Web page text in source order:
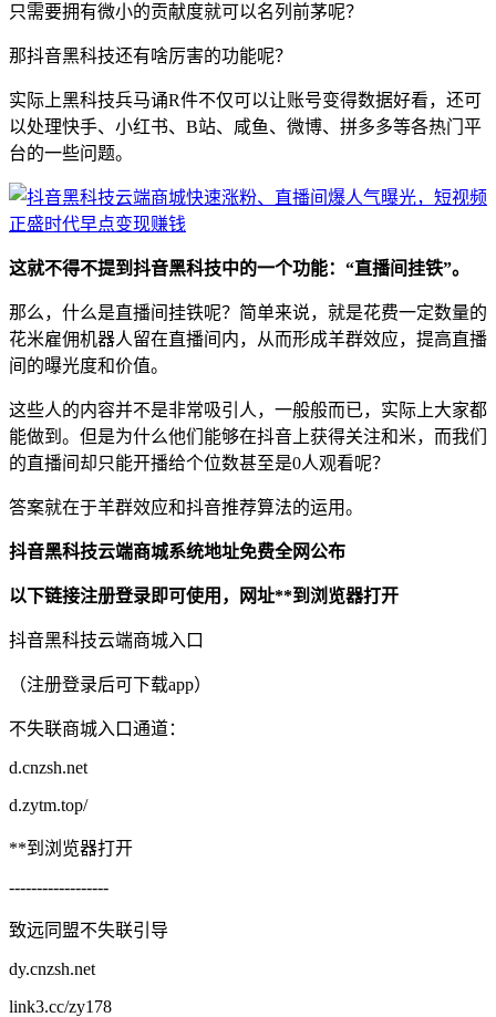
只需要拥有微小的贡献度就可以名列前茅呢？
那抖音黑科技还有啥厉害的功能呢？
实际上黑科技兵马诵R件不仅可以让账号变得数据好看，还可
以处理快手、小红书、B站、咸鱼、微博、拼多多等各热门平
台的一些问题。
这就不得不提到抖音黑科技中的一个功能：“直播间挂铁”。
那么，什么是直播间挂铁呢？简单来说，就是花费一定数量的
花米雇佣机器人留在直播间内，从而形成羊群效应，提高直播
间的曝光度和价值。
这些人的内容并不是非常吸引人，一般般而已，实际上大家都
能做到。但是为什么他们能够在抖音上获得关注和米，而我们
的直播间却只能开播给个位数甚至是0人观看呢？
答案就在于羊群效应和抖音推荐算法的运用。
抖音黑科技云端商城系统地址免费全网公布
以下链接注册登录即可使用，网址**到浏览器打开
抖音黑科技云端商城入口
（注册登录后可下载app）
不失联商城入口通道：
d.cnzsh.net
d.zytm.top/
**到浏览器打开
------------------
致远同盟不失联引导
dy.cnzsh.net
link3.cc/zy178